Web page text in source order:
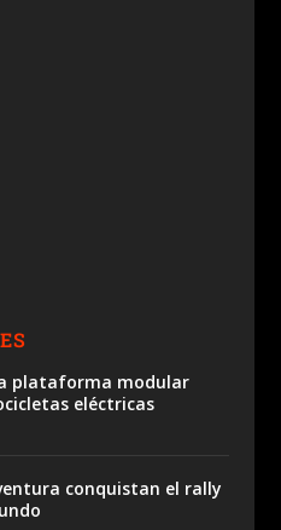
plataforma modular
eléctricas
conquistan el rally